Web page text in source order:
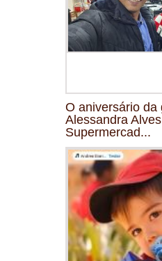
O aniversário da
Alessandra
Supermercad...